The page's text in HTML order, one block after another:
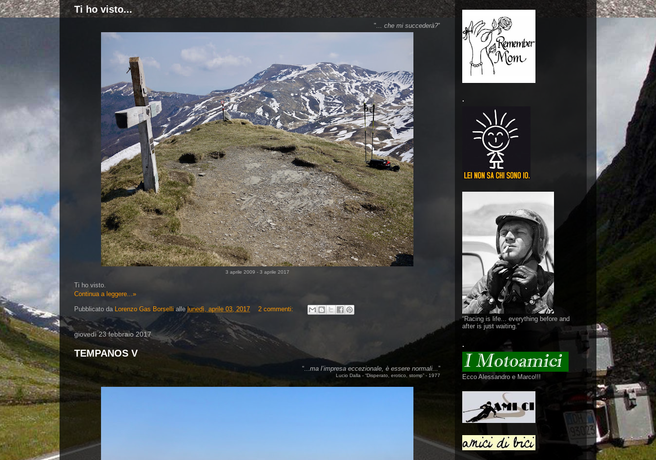
Ti ho visto...
"... che mi succederà?"
3 aprile 2009 - 3 aprile 2017
Ti ho visto.
Continua a leggere...»
Pubblicato da Lorenzo Gas Borselli alle lunedì, aprile 03, 2017 2 commenti:
giovedì 23 febbraio 2017
TEMPANOS V
“... ma l’impresa eccezionale, è essere normali... ”
Lucio Dalla - “Disperato, erotico, stomp” - 1977
.
“Racing is life... everything before and
after is just waiting.”
.
Ecco Alessandro e Marco!!!